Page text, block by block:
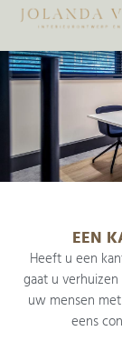
EEN
Heeft u een
gaat u
uw mensen
eens